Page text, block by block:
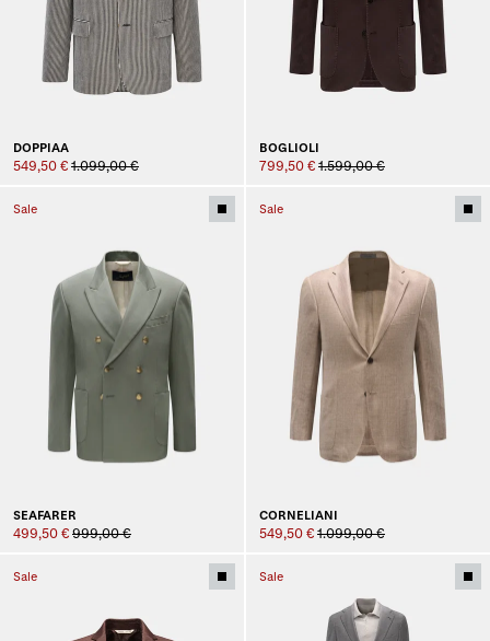
DOPPIAA
549,50 € 1.099,00 €
BOGLIOLI
799,50 € 1.599,00 €
Sale
SEAFARER
499,50 € 999,00 €
Sale
CORNELIANI
549,50 € 1.099,00 €
Sale Sale